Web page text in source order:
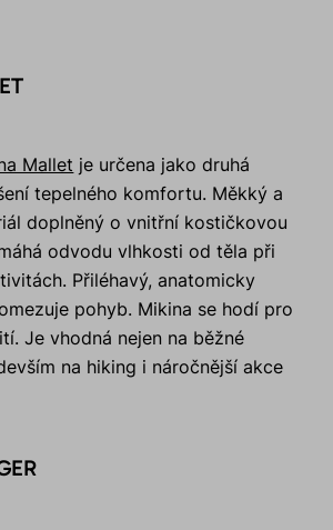
Mallet je určena jako druhá
tepelného komfortu. Měkký a
doplněný o vnitřní kostičkovou
odvodu vlhkosti od těla při
Přiléhavý, anatomicky
pohyb. Mikina se hodí pro
Je vhodná nejen na běžné
na hiking i náročnější akce